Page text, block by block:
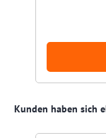
Produktgalerie
Kunden haben sich